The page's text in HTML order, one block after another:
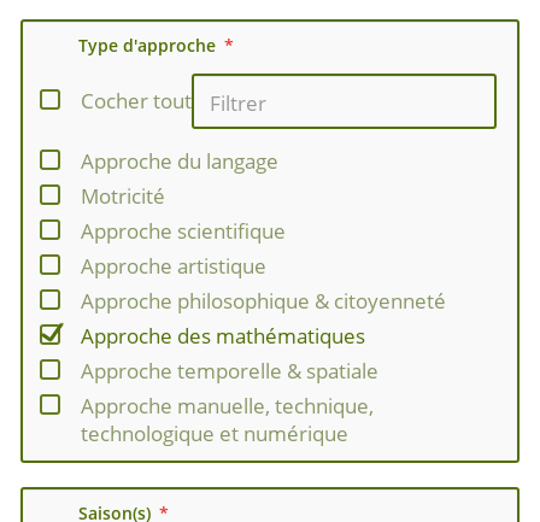
Type d'approche
Cocher tout
Approche du langage
Motricité
Approche scientifique
Approche artistique
Approche philosophique & citoyenneté
Approche des mathématiques
Approche temporelle & spatiale
Approche manuelle, technique,
technologique et numérique
Saison(s)